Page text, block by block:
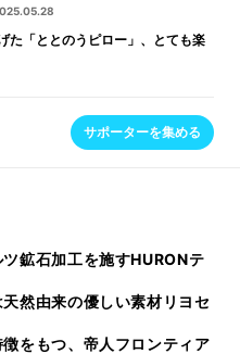
た「ととのうピロー」、とても楽
サポーターを集める
鉱石加工を施すHURONテ
然由来の優しい素材リヨセ
をもつ、帝人フロンティア